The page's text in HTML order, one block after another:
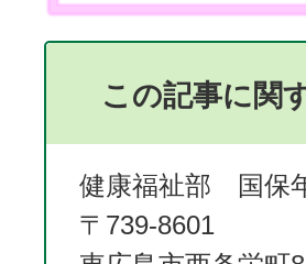
この記事に関
健康福祉部 国保
〒739-8601